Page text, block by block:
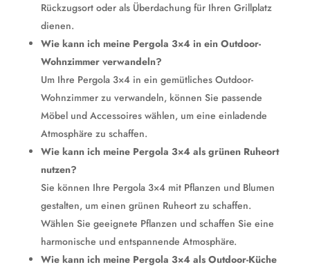
Rückzugsort oder als Überdachung für Ihren Grillplatz
dienen.
Wie kann ich meine Pergola 3×4 in ein Outdoor-
Wohnzimmer verwandeln?
Um Ihre Pergola 3×4 in ein gemütliches Outdoor-
Wohnzimmer zu verwandeln, können Sie passende
Möbel und Accessoires wählen, um eine einladende
Atmosphäre zu schaffen.
Wie kann ich meine Pergola 3×4 als grünen Ruheort
nutzen?
Sie können Ihre Pergola 3×4 mit Pflanzen und Blumen
gestalten, um einen grünen Ruheort zu schaffen.
Wählen Sie geeignete Pflanzen und schaffen Sie eine
harmonische und entspannende Atmosphäre.
Wie kann ich meine Pergola 3×4 als Outdoor-Küche